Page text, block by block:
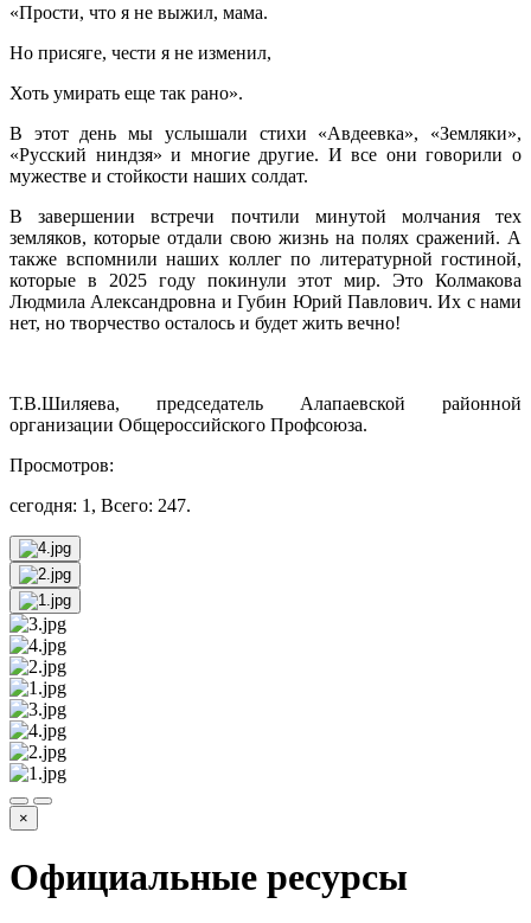
«Прости, что я не выжил, мама.
Но присяге, чести я не изменил,
Хоть умирать еще так рано».
В этот день мы услышали стихи «Авдеевка», «Земляки»,
«Русский ниндзя» и многие другие. И все они говорили о
мужестве и стойкости наших солдат.
В завершении встречи почтили минутой молчания тех
земляков, которые отдали свою жизнь на полях сражений. А
также вспомнили наших коллег по литературной гостиной,
которые в 2025 году покинули этот мир. Это Колмакова
Людмила Александровна и Губин Юрий Павлович. Их с нами
нет, но творчество осталось и будет жить вечно!
Т.В.Шиляева, председатель Алапаевской районной
организации Общероссийского Профсоюза.
Просмотров:
сегодня: 1, Всего: 247.
×
Официальные ресурсы